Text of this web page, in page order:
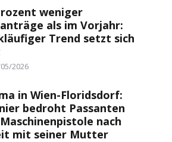
weniger
als im Vorjahr:
Trend setzt sich
2026
in Wien-Floridsdorf:
bedroht Passanten
nach
mit seiner Mutter